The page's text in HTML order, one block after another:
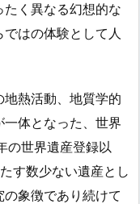
く異なる幻想的な
はの体験として人
熱活動、地質学的
体となった、世界
の世界遺産登録以
す数少ない遺産とし
象徴であり続けて